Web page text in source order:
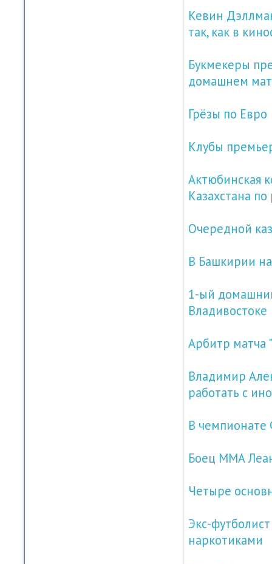
Кевин
так, как в
Букмекеры
домашнем
Грёзы по Евро
Клубы
Актюбинская
Казахстана
Очередной
В Башкирии
1-ый
Владивостоке
Арбитр матча
Владимир
работать с
В
Боец ММА
Четыре
Экс-
наркотиками